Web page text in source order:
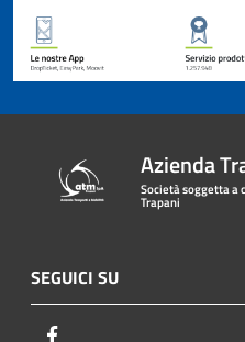
Azienda
Società soggetta a
Trapani
SEGUICI SU